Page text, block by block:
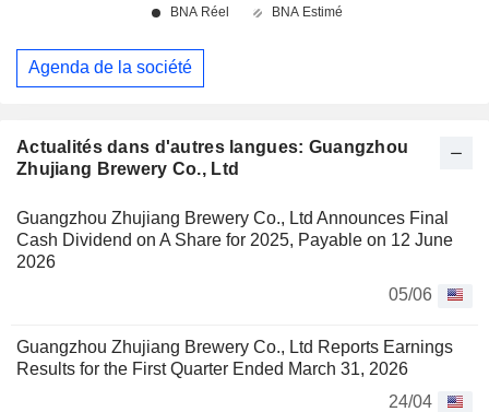
Actualités dans d'autres langues: Guangzhou
Zhujiang Brewery Co., Ltd
Guangzhou Zhujiang Brewery Co., Ltd Announces Final
Cash Dividend on A Share for 2025, Payable on 12 June
2026
05/06
Guangzhou Zhujiang Brewery Co., Ltd Reports Earnings
Results for the First Quarter Ended March 31, 2026
24/04
Agenda de la société